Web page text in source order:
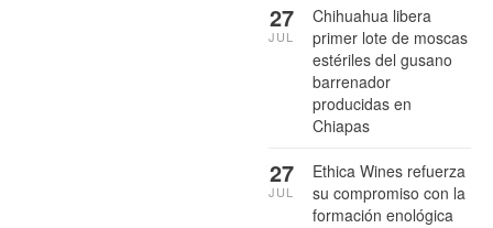
Chihuahua libera
primer lote de moscas
estériles del gusano
barrenador
producidas en
Chiapas
27
JUL
Ethica Wines refuerza
su compromiso con la
formación enológica
27
JUL